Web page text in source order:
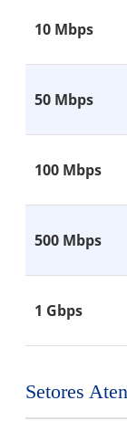
10 Mbps
50 Mbps
100 Mbps
500 Mbps
1 Gbps
Setores